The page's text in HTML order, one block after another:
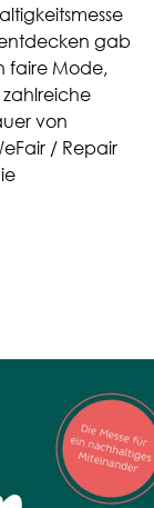
entdecken gab
faire Mode,
zahlreiche
von
/ Repair